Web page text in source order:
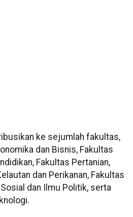
ke sejumlah fakultas,
dan Bisnis, Fakultas
Fakultas Pertanian,
dan Perikanan, Fakultas
dan Ilmu Politik, serta